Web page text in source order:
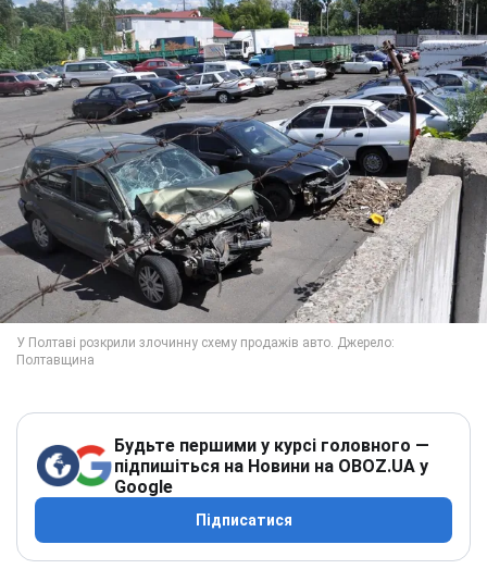
Будьте першими у курсі головного —
підпишіться на Новини на OBOZ.UA у
Google
Підписатися